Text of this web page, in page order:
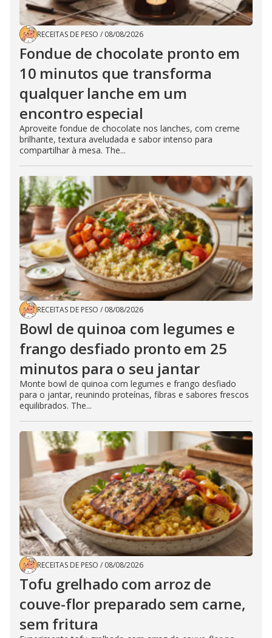
RECEITAS DE PESO / 08/08/2026
Fondue de chocolate pronto em
10 minutos que transforma
qualquer lanche em um
encontro especial
Aproveite fondue de chocolate nos lanches, com creme
brilhante, textura aveludada e sabor intenso para
compartilhar à mesa. The...
RECEITAS DE PESO / 08/08/2026
Bowl de quinoa com legumes e
frango desfiado pronto em 25
minutos para o seu jantar
Monte bowl de quinoa com legumes e frango desfiado
para o jantar, reunindo proteínas, fibras e sabores frescos
equilibrados. The...
RECEITAS DE PESO / 08/08/2026
Tofu grelhado com arroz de
couve-flor preparado sem carne,
sem fritura